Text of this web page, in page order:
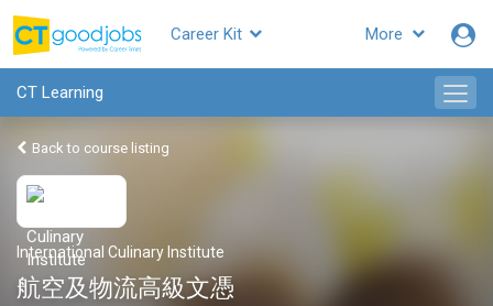
More
Career Kit
CT Learning
Back to course listing
International Culinary Institute
航空及物流高級文憑